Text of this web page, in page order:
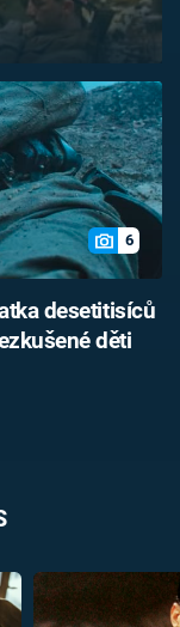
6
desetitisíců
děti